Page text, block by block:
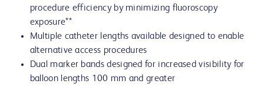
procedure efficiency by minimizing fluoroscopy
exposure**
Multiple catheter lengths available designed to enable
alternative access procedures
Dual marker bands designed for increased visibility for
balloon lengths 100 mm and greater